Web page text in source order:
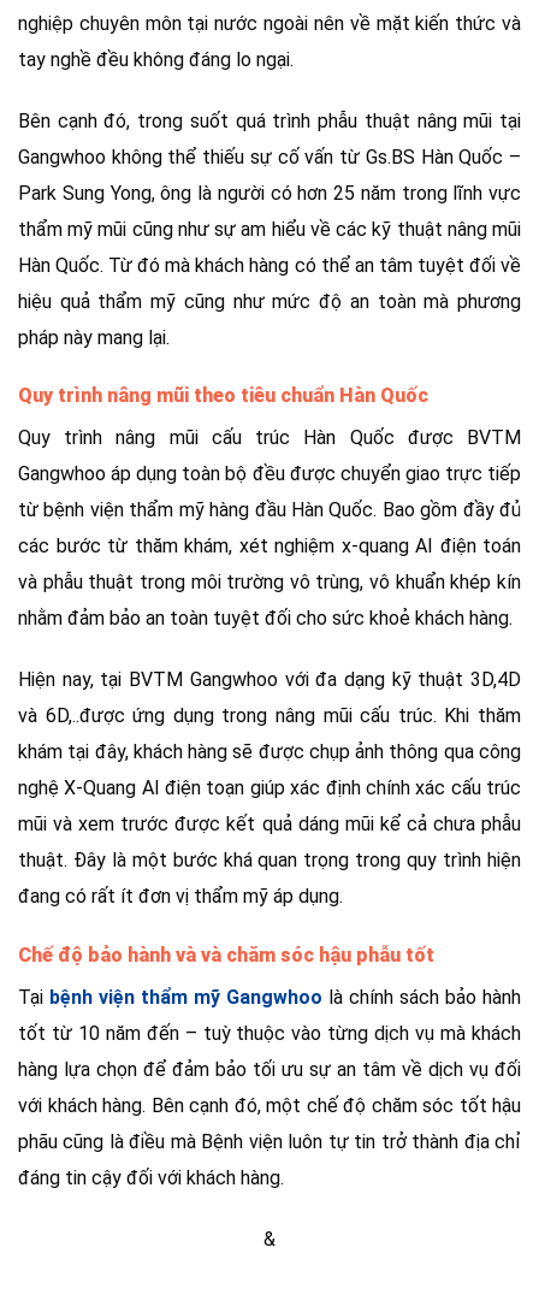
nghiệp chuyên môn tại nước ngoài nên về mặt kiến thức và
tay nghề đều không đáng lo ngại.
Bên cạnh đó, trong suốt quá trình phẫu thuật nâng mũi tại
Gangwhoo không thể thiếu sự cố vấn từ Gs.BS Hàn Quốc –
Park Sung Yong, ông là người có hơn 25 năm trong lĩnh vực
thẩm mỹ mũi cũng như sự am hiểu về các kỹ thuật nâng mũi
Hàn Quốc. Từ đó mà khách hàng có thể an tâm tuyệt đối về
hiệu quả thẩm mỹ cũng như mức độ an toàn mà phương
pháp này mang lại.
Quy trình nâng mũi theo tiêu chuẩn Hàn Quốc
Quy trình nâng mũi cấu trúc Hàn Quốc được BVTM
Gangwhoo áp dụng toàn bộ đều được chuyển giao trực tiếp
từ bệnh viện thẩm mỹ hàng đầu Hàn Quốc. Bao gồm đầy đủ
các bước từ thăm khám, xét nghiệm x-quang AI điện toán
và phẫu thuật trong môi trường vô trùng, vô khuẩn khép kín
nhằm đảm bảo an toàn tuyệt đối cho sức khoẻ khách hàng.
Hiện nay, tại BVTM Gangwhoo với đa dạng kỹ thuật 3D,4D
và 6D,..được ứng dụng trong nâng mũi cấu trúc. Khi thăm
khám tại đây, khách hàng sẽ được chụp ảnh thông qua công
nghệ X-Quang AI điện toạn giúp xác định chính xác cấu trúc
mũi và xem trước được kết quả dáng mũi kể cả chưa phẫu
thuật. Đây là một bước khá quan trọng trong quy trình hiện
đang có rất ít đơn vị thẩm mỹ áp dụng.
Chế độ bảo hành và và chăm sóc hậu phẫu tốt
Tại bệnh viện thẩm mỹ Gangwhoo là chính sách bảo hành
tốt từ 10 năm đến – tuỳ thuộc vào từng dịch vụ mà khách
hàng lựa chọn để đảm bảo tối ưu sự an tâm về dịch vụ đối
với khách hàng. Bên cạnh đó, một chế độ chăm sóc tốt hậu
phãu cũng là điều mà Bệnh viện luôn tự tin trở thành địa chỉ
đáng tin cậy đối với khách hàng.
&